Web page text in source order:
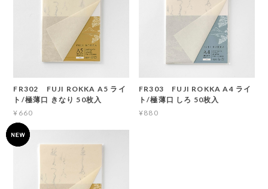
FR302 FUJI ROKKA A5 ライ
ト/極薄口 きなり 50枚入
¥660
FR303 FUJI ROKKA A4 ライ
ト/極薄口 しろ 50枚入
¥880